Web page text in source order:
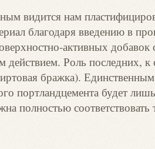
видится нам
благодаря введению в
активных
Роль последних, к
бражка).
портландцемента будет
полностью